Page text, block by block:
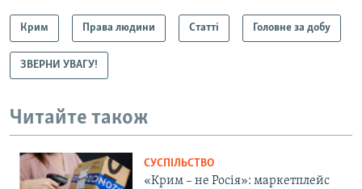
Крим Права людини Статті Головне за добу
ЗВЕРНИ УВАГУ!
Читайте також
СУСПІЛЬСТВО
«Крим – не Росія»: маркетплейс